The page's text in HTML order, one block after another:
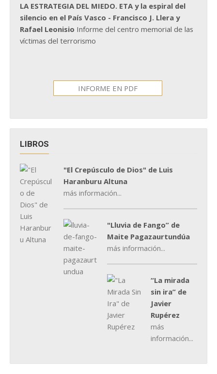
LA ESTRATEGIA DEL MIEDO. ETA y la espiral del
silencio en el País Vasco - Francisco J. Llera y
Rafael Leonisio Informe del centro memorial de las
víctimas del terrorismo
INFORME EN PDF
LIBROS
"El Crepúsculo de Dios" de Luis
Haranburu Altuna
más información...
"Lluvia de Fango” de
Maite Pagazaurtundúa
más información...
“La mirada
sin ira” de
Javier
Rupérez
más
información...